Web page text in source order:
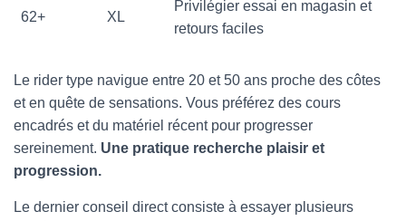
62+ XL
Privilégier essai en magasin et
retours faciles
Le rider type navigue entre 20 et 50 ans proche des côtes
et en quête de sensations. Vous préférez des cours
encadrés et du matériel récent pour progresser
sereinement. Une pratique recherche plaisir et
progression.
Le dernier conseil direct consiste à essayer plusieurs